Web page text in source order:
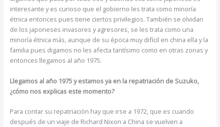
interesante y es curioso que el gobierno les trata como minoría
étnica entonces pues tiene ciertos privilegios. También se olvidan
de los japoneses invasores y agresores, se les trata como una
minoría étnica más, aunque de su época muy difícil en china ella y la
familia pues digamos no les afecta tantísimo como en otras zonas y
entonces llegamos al año 1975.
Llegamos al año 1975 y estamos ya en la repatriación de Suzuko,
¿cómo nos explicas este momento?
Para contar su repatriación hay que irse a 1972, que es cuando
después de un viaje de Richard Nixon a China se vuelven a